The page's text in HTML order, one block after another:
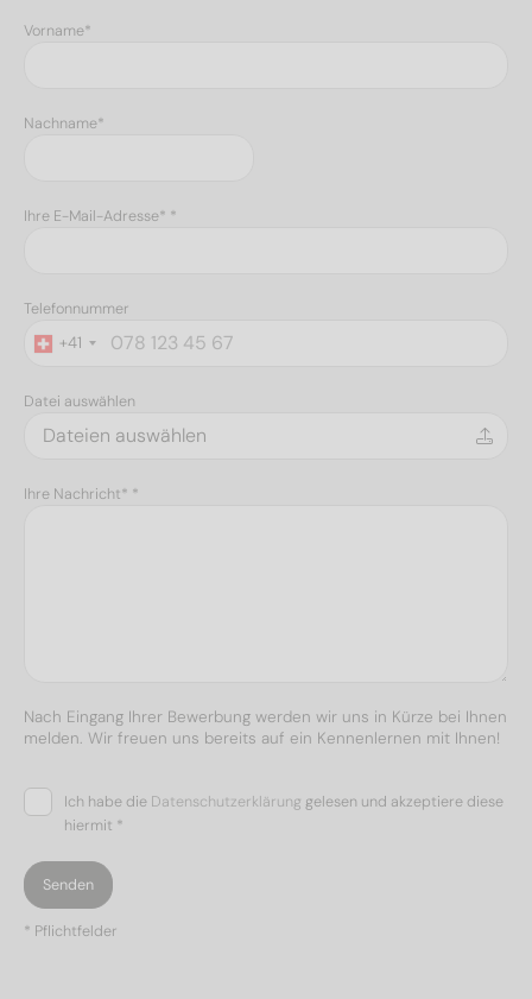
Vorname*
Nachname*
Ihre E-Mail-Adresse* *
Telefonnummer
+41
Datei auswählen
Dateien auswählen
Ihre Nachricht* *
Nach Eingang Ihrer Bewerbung werden wir uns in Kürze bei Ihnen
melden. Wir freuen uns bereits auf ein Kennenlernen mit Ihnen!
Ich habe die Datenschutzerklärung gelesen und akzeptiere diese
hiermit *
Senden
* Pflichtfelder